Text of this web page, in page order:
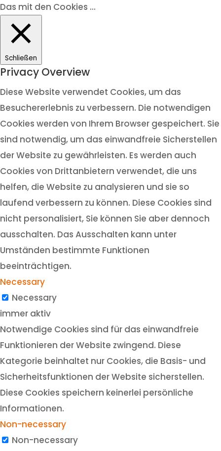
Das mit den Cookies ...
Schließen
Privacy Overview
Diese Website verwendet Cookies, um das
Besuchererlebnis zu verbessern. Die notwendigen
Cookies werden von Ihrem Browser gespeichert. Sie
sind notwendig, um das einwandfreie Sicherstellen
der Website zu gewährleisten. Es werden auch
Cookies von Drittanbietern verwendet, die uns
helfen, die Website zu analysieren und sie so
laufend verbessern zu können. Diese Cookies sind
nicht personalisiert, Sie können Sie aber dennoch
ausschalten. Das Ausschalten kann unter
Umständen bestimmte Funktionen
beeinträchtigen.
Necessary
Necessary
immer aktiv
Notwendige Cookies sind für das einwandfreie
Funktionieren der Website zwingend. Diese
Kategorie beinhaltet nur Cookies, die Basis- und
Sicherheitsfunktionen der Website sicherstellen.
Diese Cookies speichern keinerlei persönliche
Informationen.
Non-necessary
Non-necessary